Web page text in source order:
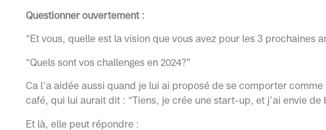
Questionner ouvertement :
“Et vous, quelle est la vision que vous avez pour les 3 prochaines
“Quels sont vos challenges en 2024?”
Ca l’a aidée aussi quand je lui ai proposé de se comporter
café, qui lui aurait dit : “Tiens, je crée une start-up, et j’ai envie de
Et là, elle peut répondre :